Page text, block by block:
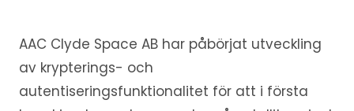
AAC Clyde Space AB har påbörjat utveckling
av krypterings- och
autentiseringsfunktionalitet för att i första